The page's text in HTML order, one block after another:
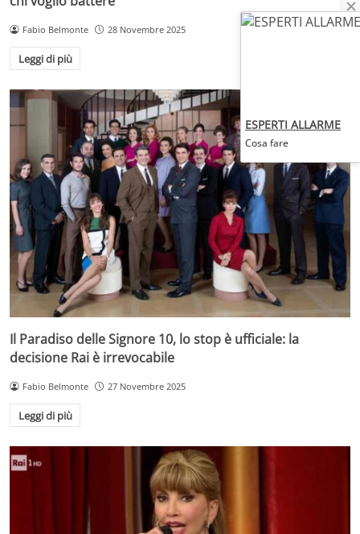
Fabio Belmonte 28 Novembre 2025
Leggi di più
Il Paradiso delle Signore 10, lo stop è ufficiale: la
decisione Rai è irrevocabile
Fabio Belmonte 27 Novembre 2025
Leggi di più
ESPERTI ALLARME
Cosa fare